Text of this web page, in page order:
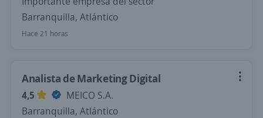
Barranquilla, Atlántico
Hace 21 horas
Analista de Marketing Digital
4,5
MEICO S.A.
Barranquilla, Atlántico